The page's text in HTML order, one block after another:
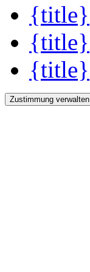
{title}
{title}
{title}
Zustimmung verwalten